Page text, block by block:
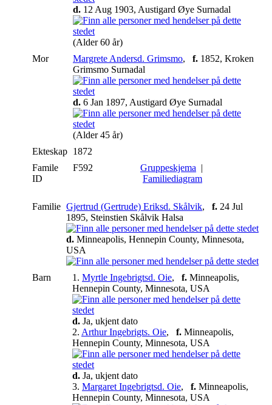
d. 12 Aug 1903, Austigard Øye Surnadal
(Alder 60 år)
Mor
Margrete Andersd. Grimsmo, f. 1852, Kroken
Grimsmo Surnadal
d. 6 Jan 1897, Austigard Øye Surnadal
(Alder 45 år)
Ekteskap 1872
Famile
ID
F592 Gruppeskjema |
Familiediagram
Familie Gjertrud (Gertrude) Eriksd. Skålvik, f. 24 Jul
1895, Steinstien Skålvik Halsa
d. Minneapolis, Hennepin County, Minnesota,
USA
Barn 1. Myrtle Ingebrigtsd. Oie, f. Minneapolis,
Hennepin County, Minnesota, USA
d. Ja, ukjent dato
2. Arthur Ingebrigts. Oie, f. Minneapolis,
Hennepin County, Minnesota, USA
d. Ja, ukjent dato
3. Margaret Ingebrigtsd. Oie, f. Minneapolis,
Hennepin County, Minnesota, USA